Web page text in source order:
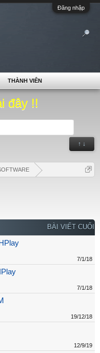
Đăng nhập
đây !!
↑ ↓
BÀI VIẾT CUỐI
7/1/18
7/1/18
19/12/18
12/9/19
THÀNH VIÊN